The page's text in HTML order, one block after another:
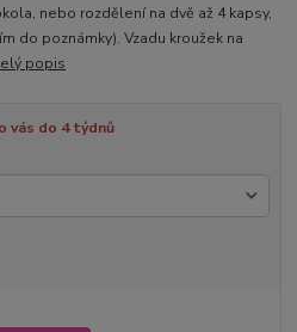
nebo rozdělení na dvě až 4 kapsy,
do poznámky). Vzadu kroužek na
popis
vás do 4 týdnů